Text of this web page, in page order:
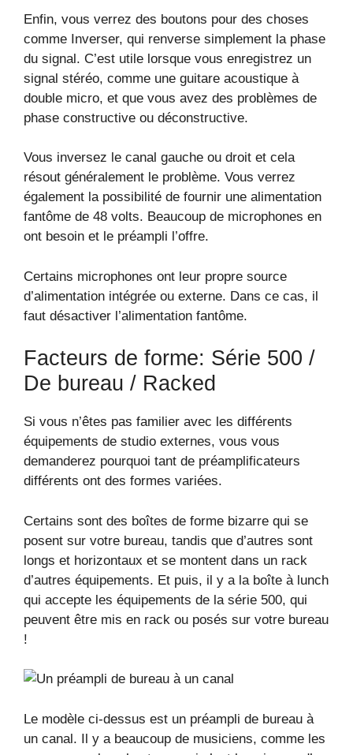
Enfin, vous verrez des boutons pour des choses
comme Inverser, qui renverse simplement la phase
du signal. C’est utile lorsque vous enregistrez un
signal stéréo, comme une guitare acoustique à
double micro, et que vous avez des problèmes de
phase constructive ou déconstructive.
Vous inversez le canal gauche ou droit et cela
résout généralement le problème. Vous verrez
également la possibilité de fournir une alimentation
fantôme de 48 volts. Beaucoup de microphones en
ont besoin et le préampli l’offre.
Certains microphones ont leur propre source
d’alimentation intégrée ou externe. Dans ce cas, il
faut désactiver l’alimentation fantôme.
Facteurs de forme: Série 500 /
De bureau / Racked
Si vous n’êtes pas familier avec les différents
équipements de studio externes, vous vous
demanderez pourquoi tant de préamplificateurs
différents ont des formes variées.
Certains sont des boîtes de forme bizarre qui se
posent sur votre bureau, tandis que d’autres sont
longs et horizontaux et se montent dans un rack
d’autres équipements. Et puis, il y a la boîte à lunch
qui accepte les équipements de la série 500, qui
peuvent être mis en rack ou posés sur votre bureau
!
Le modèle ci-dessus est un préampli de bureau à
un canal. Il y a beaucoup de musiciens, comme les